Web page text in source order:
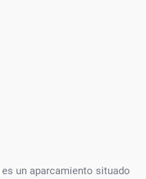
es un aparcamiento situado